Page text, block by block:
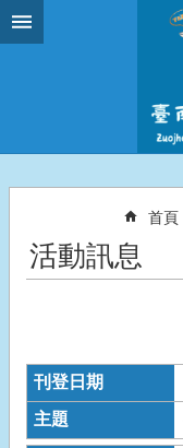
跳到主要內容區塊
首頁
活動訊息